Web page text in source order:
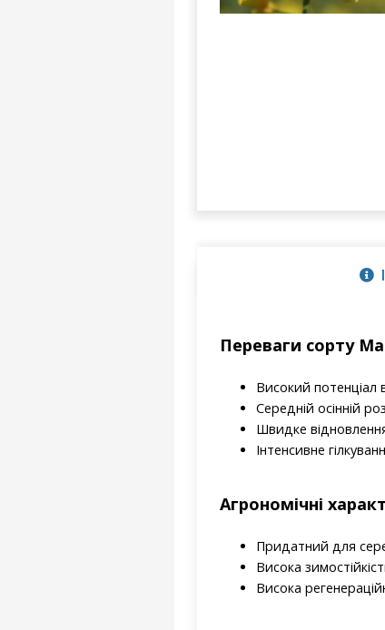
Переваги сорту
Високий потенціал
Середній осінній
Швидке відновлення
Інтенсивне
Агрономічні
Придатний для
Висока
Висока